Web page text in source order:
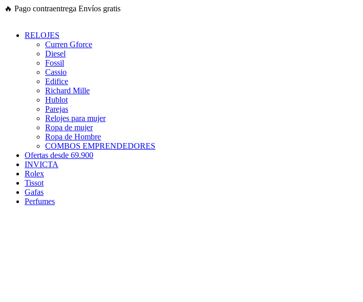
Ir
🔥 Pago contraentrega Envíos gratis
RELOJES
Curren Gforce
Diesel
Fossil
Cassio
Edifice
Richard Mille
Hublot
Parejas
Relojes para mujer
Ropa de mujer
Ropa de Hombre
COMBOS EMPRENDEDORES
Ofertas desde 69.900
INVICTA
Rolex
Tissot
Gafas
Perfumes